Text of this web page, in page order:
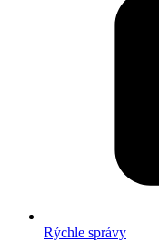
Rýchle správy